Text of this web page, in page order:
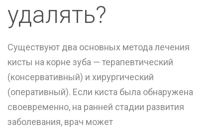
удалять?
Существуют два основных метода лечения
кисты на корне зуба — терапевтический
(консервативный) и хирургический
(оперативный). Если киста была обнаружена
своевременно, на ранней стадии развития
заболевания, врач может